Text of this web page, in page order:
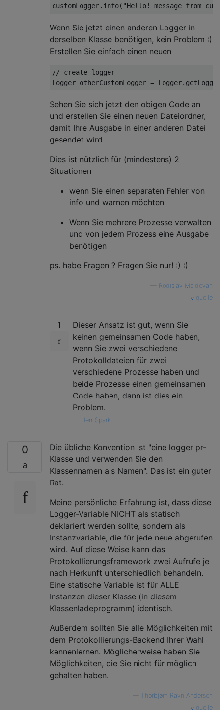
customLogger.info( "Hello! message from
Wenn Sie jetzt einen anderen Logger in
derselben Klasse benötigen, kein Problem :)
Erstellen Sie einfach einen neuen
// create logger
Logger otherCustomLogger =
Sehen Sie sich jetzt den obigen Code an
und erstellen Sie einen neuen Dateiordner,
damit Ihre Ausgabe in einer anderen Datei
gesendet wird
Dies ist nützlich für (mindestens) 2
Situationen
wenn Sie einen separaten Fehler von
info und warnen möchten
Wenn Sie mehrere Prozesse verwalten
und von jedem Prozess eine Ausgabe
benötigen
ps. habe Fragen ? Fragen Sie nur! :) :)
Rodislav Moldovan
quelle
1
Dieser Ansatz ist gut, wenn Sie
keinen gemeinsamen Code haben,
wenn Sie zwei verschiedene
Protokolldateien für zwei
verschiedene Prozesse haben und
beide Prozesse einen gemeinsamen
Code haben, dann ist dies ein
Problem.
Herr Spark
0
Die übliche Konvention ist "eine logger pr-
Klasse und verwenden Sie den
Klassennamen als Namen". Das ist ein guter
Rat.
Meine persönliche Erfahrung ist, dass diese
Logger-Variable NICHT als statisch
deklariert werden sollte, sondern als
Instanzvariable, die für jede neue abgerufen
wird. Auf diese Weise kann das
Protokollierungsframework zwei Aufrufe je
nach Herkunft unterschiedlich behandeln.
Eine statische Variable ist für ALLE
Instanzen dieser Klasse (in diesem
Klassenladeprogramm) identisch.
Außerdem sollten Sie alle Möglichkeiten mit
dem Protokollierungs-Backend Ihrer Wahl
kennenlernen. Möglicherweise haben Sie
Möglichkeiten, die Sie nicht für möglich
gehalten haben.
Thorbjørn Ravn Andersen
quelle